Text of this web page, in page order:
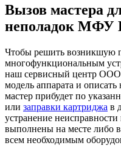
Вызов мастера
неполадок МФУ
Чтобы решить возникшую
многофункциональным
наш сервисный центр
модель аппарата и
мастер прибудет по
или заправки картриджа в
устранение
выполнены на месте либо
всем необходимым